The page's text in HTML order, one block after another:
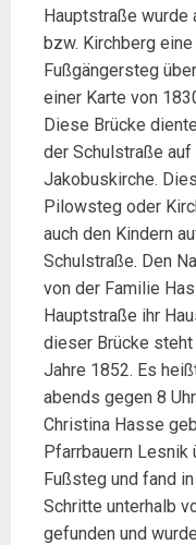
Hauptstraße wurde
bzw. Kirchberg
Fußgängersteg
einer Karte von
Diese Brücke
der Schulstraße
Jakobuskirche.
Pilowsteg oder
auch den Kindern
Schulstraße. Den
von der Familie
Hauptstraße ihr
dieser Brücke
Jahre 1852. Es
abends gegen 8
Christina Hasse
Pfarrbauern Lesnik
Fußsteg und fand
Schritte unterhalb
gefunden und